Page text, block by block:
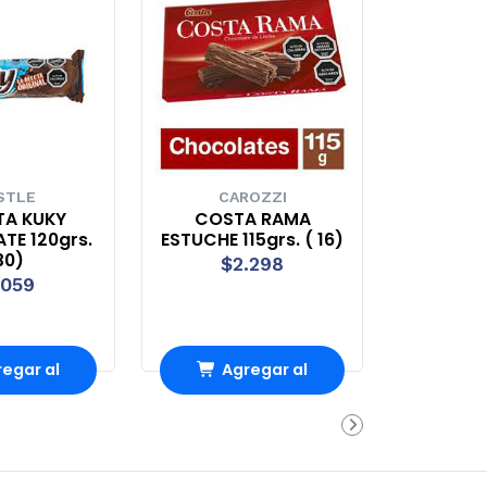
KUKY
120grs.
al
CAROZZI
COSTA RAMA
ESTUCHE 115grs. ( 16)
$2.298
Agregar al